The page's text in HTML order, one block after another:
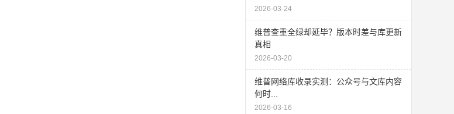
2026-03-24
维普查重全绿却延毕？版本时差与库更新
真相
2026-03-20
维普网络库收录实测：公众号与文库内容
何时...
2026-03-16